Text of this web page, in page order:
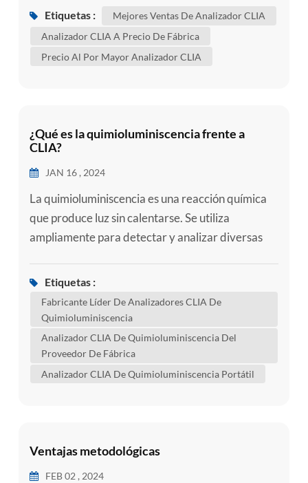
moléculas objetivo midiendo la densidad óptica
quimioluminiscente, sin necesidad de catálisis
Etiquetas :
Mejores Ventas De Analizador CLIA
Analizador CLIA A Precio De Fábrica
Precio Al Por Mayor Analizador CLIA
¿Qué es la quimioluminiscencia frente a
CLIA?
JAN 16 , 2024
La quimioluminiscencia es una reacción química
que produce luz sin calentarse. Se utiliza
ampliamente para detectar y analizar diversas
aditivos alimentarios, etc. CLIA (Inmunoensayo
analítica de alta sensibilidad que combina los
principios del inmunoensayo y la
quimioluminiscencia para detectar moléculas
específ...
Etiquetas :
Fabricante Líder De Analizadores CLIA De
Quimioluminiscencia
Analizador CLIA De Quimioluminiscencia Del
Proveedor De Fábrica
Analizador CLIA De Quimioluminiscencia Portátil
Ventajas metodológicas
FEB 02 , 2024